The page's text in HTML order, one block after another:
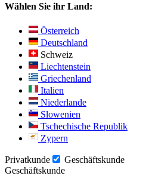
Wählen Sie ihr Land:
Österreich
Deutschland
Schweiz
Liechtenstein
Griechenland
Italien
Niederlande
Slowenien
Tschechische Republik
Zypern
Privatkunde
Geschäftskunde
Geschäftskunde